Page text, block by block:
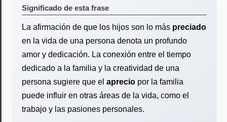
Significado de esta frase
La afirmación de que los hijos son lo más preciado
en la vida de una persona denota un profundo
amor y dedicación. La conexión entre el tiempo
dedicado a la familia y la creatividad de una
persona sugiere que el aprecio por la familia
puede influir en otras áreas de la vida, como el
trabajo y las pasiones personales.